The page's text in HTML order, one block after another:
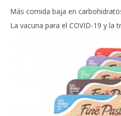
Más comida baja en
La vacuna para el COVID-19 y la